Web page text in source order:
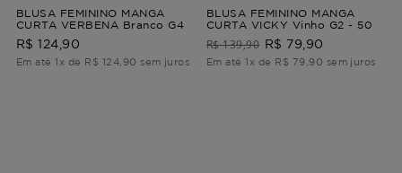
BLUSA FEMININO MANGA
CURTA VERBENA Branco G4
R$ 124,90
Em até 1x de R$ 124,90 sem juros
BLUSA FEMININO MANGA
CURTA VICKY Vinho G2 - 50
R$ 139,90 R$ 79,90
Em até 1x de R$ 79,90 sem juros